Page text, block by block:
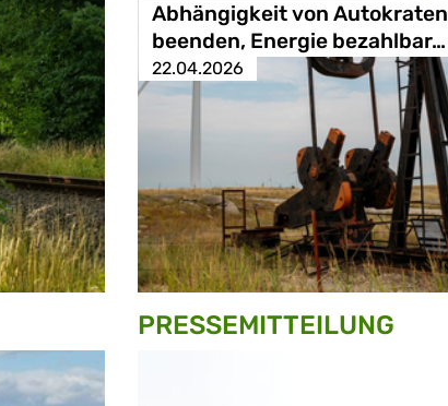
Abhängigkeit von Autokraten
beenden, Energie bezahlbar…
22.04.2026
PRESSE­MITTEILUNG